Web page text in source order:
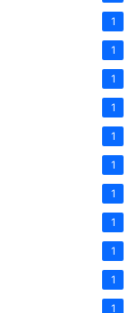
1
1
1
1
1
1
1
1
1
1
1